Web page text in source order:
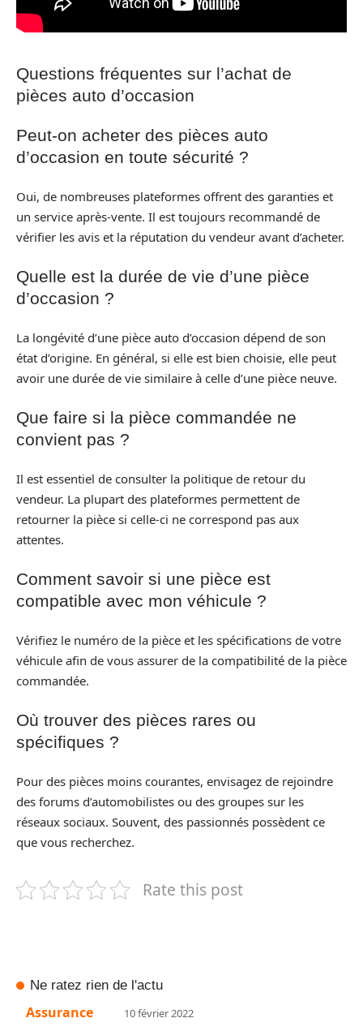
Questions fréquentes sur l’achat de
pièces auto d’occasion
Peut-on acheter des pièces auto
d’occasion en toute sécurité ?
Oui, de nombreuses plateformes offrent des garanties et
un service après-vente. Il est toujours recommandé de
vérifier les avis et la réputation du vendeur avant d’acheter.
Quelle est la durée de vie d’une pièce
d’occasion ?
La longévité d’une pièce auto d’occasion dépend de son
état d’origine. En général, si elle est bien choisie, elle peut
avoir une durée de vie similaire à celle d’une pièce neuve.
Que faire si la pièce commandée ne
convient pas ?
Il est essentiel de consulter la politique de retour du
vendeur. La plupart des plateformes permettent de
retourner la pièce si celle-ci ne correspond pas aux
attentes.
Comment savoir si une pièce est
compatible avec mon véhicule ?
Vérifiez le numéro de la pièce et les spécifications de votre
véhicule afin de vous assurer de la compatibilité de la pièce
commandée.
Où trouver des pièces rares ou
spécifiques ?
Pour des pièces moins courantes, envisagez de rejoindre
des forums d’automobilistes ou des groupes sur les
réseaux sociaux. Souvent, des passionnés possèdent ce
que vous recherchez.
Rate this post
Ne ratez rien de l'actu
Assurance 10 février 2022